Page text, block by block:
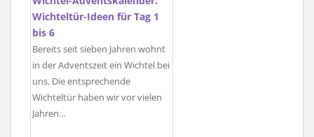
Wichteltür-Ideen für Tag 1
bis 6
Bereits seit sieben Jahren wohnt
in der Adventszeit ein Wichtel bei
uns. Die entsprechende
Wichteltür haben wir vor vielen
Jahren…